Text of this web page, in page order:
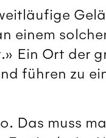
einem
Ein Ort der
führen zu
Das muss